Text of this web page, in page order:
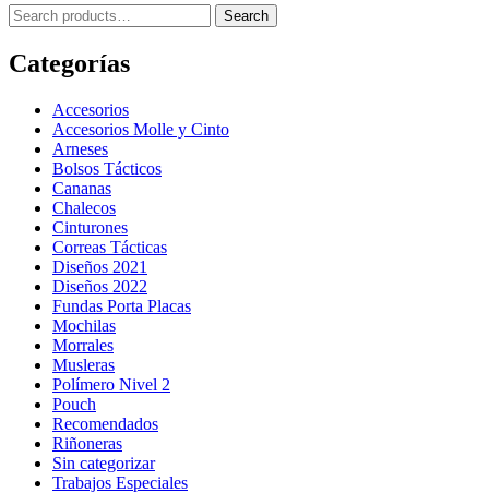
Search
for:
Search
Categorías
Accesorios
Accesorios Molle y Cinto
Arneses
Bolsos Tácticos
Cananas
Chalecos
Cinturones
Correas Tácticas
Diseños 2021
Diseños 2022
Fundas Porta Placas
Mochilas
Morrales
Musleras
Polímero Nivel 2
Pouch
Recomendados
Riñoneras
Sin categorizar
Trabajos Especiales